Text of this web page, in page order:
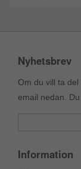
Nyhetsbrev
Om du vill ta
email nedan.
Information